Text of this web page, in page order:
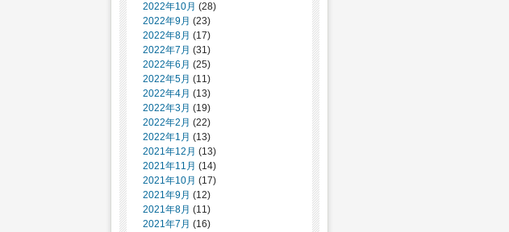
2022年10月 (28)
2022年9月 (23)
2022年8月 (17)
2022年7月 (31)
2022年6月 (25)
2022年5月 (11)
2022年4月 (13)
2022年3月 (19)
2022年2月 (22)
2022年1月 (13)
2021年12月 (13)
2021年11月 (14)
2021年10月 (17)
2021年9月 (12)
2021年8月 (11)
2021年7月 (16)